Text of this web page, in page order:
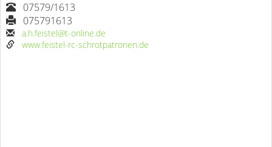
07579/1613
075791613
a.h.feistel@t-online.de
www.feistel-rc-schrotpatronen.de